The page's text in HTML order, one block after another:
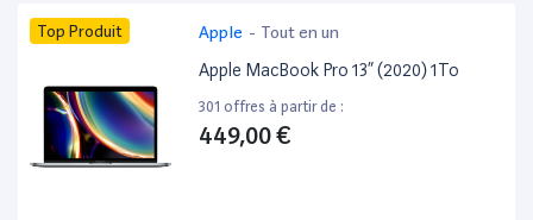
Top Produit Apple - Tout en un
Apple MacBook Pro 13” (2020) 1To
301 offres à partir de :
449,00 €